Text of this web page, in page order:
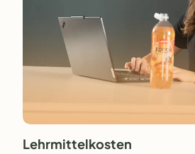
Lehrmittelkosten